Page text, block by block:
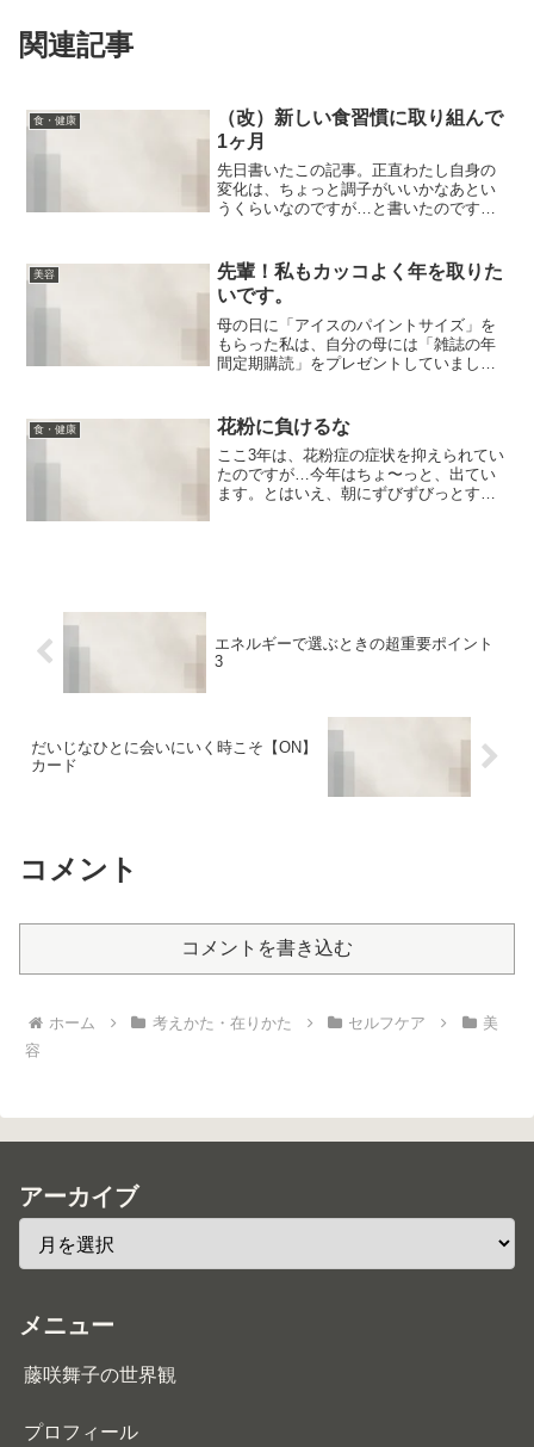
関連記事
食・健康
（改）新しい食習慣に取り組んで
1ヶ月
先日書いたこの記事。正直わたし自身の
変化は、ちょっと調子がいいかなあとい
うくらいなのですが…と書いたのです
日ね、いつものように走りながら、「う
ーん、いつもより快調に走れ...
美容
先輩！私もカッコよく年を取りた
いです。
母の日に「アイスのパイントサイズ」を
もらった私は、自分の母には「雑誌の年
間定期購読」をプレゼントしていまし
るお姉様を知りまして、一気に著書を読
み、インスタもフォロー！川...
食・健康 花粉に負けるな
ここ3年は、花粉症の症状を抑えられてい
たのですが…今年はちょ〜っと、出てい
ます。とはいえ、朝にずびずびっとする
エネルギーで選ぶときの超重要ポイント
3
だいじなひとに会いにいく時こそ【ON】
カード
コメント
コメントを書き込む
ホーム 考えかた・在りかた セルフケア
美
容
アーカイブ
メニュー
藤咲舞子の世界観
プロフィール